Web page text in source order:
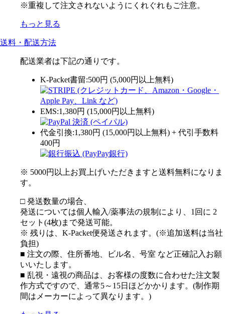
※重複して注文されないようにくれぐれもご注意。
もっと見る
送料・配送方法
配送業者は下記の通りです。
K-Packet書留:500円 (5,000円以上無料)
EMS:1,380円 (15,000円以上無料)
代金引換:1,380円 (15,000円以上無料) + 代引手数料
400円
※ 5000円以上お買上げいただきますと送料無料になりま
す。
□ 発送数量の場合、
発送については個人輸入/薬事法の規制により、1回に 2
セット(4枚)まで発送可能。
※ 残りは、K-Packet便発送されます。(※追加送料は当社
負担)
■ 注文の際、住所番地、ビル名、号室 など正確記入お願
いいたします。
■ 乱視・遠視の商品は、お客様の度数に合わせた注文製
作方式ですので、通常5～15日ほどかかります。(制作期
間はメーカーによって異なります。)